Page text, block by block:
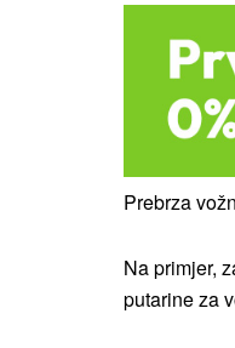
Prebrza
Na primjer,
putarine za